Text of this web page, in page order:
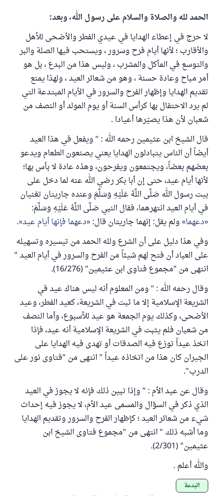
الحمد لله والصلاة والسلام على رسول الله، وبعد:
لا حرج في إعطاء الهدايا في عيدي الفطر والأضحى للأهل
والأقارب ؛ لأنها أيام فرح وسرور ، ويستحب فيها الصلة والبر
والتوسع في المأكل والمشرب ، وليس هذا من البدع ، بل هو
أمر مباح وعادة حسنة ، وهو من شعائر العيد ، ولهذا يمنع
تقديم الهدايا وإظهار الفرح والسرور في الأيام المبتدعة التي
لم يرد الاحتفال بها كرأس السنة أو يوم المولد أو النصف من
شعبان لأن هذا يصيّرها أعيادا .
قال الشيخ ابن عثيمين رحمه الله : " ويفعل في هذا العيد
أيضاً أن الناس يتبادلون الهدايا يعني يصنعون الطعام ويدعو
بعضهم بعضاً، ويجتمعون ويفرحون، وهذه عادة لا بأس بها؛
لأنها أيام عيد، حتى إن أبا بكر رضي الله عنه لما دخل على
بيت رسول الله صَلَّى اللَّهُ عَلَيْهِ وَسَلَّمَ وعنده جاريتان تغنيان
في أيام العيد انتهرهما، فقال النبي صَلَّى اللَّهُ عَلَيْهِ وَسَلَّمَ:
دعهما ولم يقل: إنهما جاريتان قال: دعهما فإنها أيام عيد .
وفي هذا دليل على أن الشرع ولله الحمد من تيسيره وتسهيله
على العباد أن فتح لهم شيئاً من الفرح والسرور في أيام العيد "
انتهى من "مجموع فتاوى ابن عثيمين" (16/276).
وقال رحمه الله : " ومن المعلوم أنه ليس هناك عيد في
الشريعة الإسلامية إلا ما ثبت في الشريعة، كعيد الفطر، وعيد
الأضحى، وكذلك يوم الجمعة هو عيد للأسبوع، وأما النصف
من شعبان فلم يثبت في الشريعة الإسلامية أنه عيد، فإذا
اتخذ عيداً توزع فيه الصدقات أو تهدى فيه الهدايا على
الجيران كان هذا من اتخاذه عيداً " انتهى من "فتاوى نور على
الدرب".
وقال عن عيد الأم : " وإذا تبين ذلك فإنه لا يجوز في العيد
الذي ذكر في السؤال والمسمى عيد الأم، لا يجوز فيه إحداث
شيء من شعائر العيد ؛ كإظهار الفرح والسرور وتقديم الهدايا
وما أشبه ذلك " انتهى من "مجموع فتاوى الشيخ ابن
عثيمين" (2/301).
والله أعلم .
البدعة